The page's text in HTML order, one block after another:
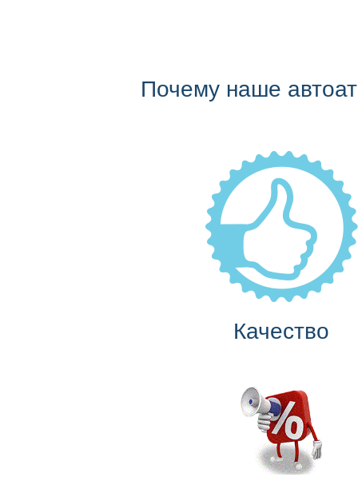
Почему наше
Качество